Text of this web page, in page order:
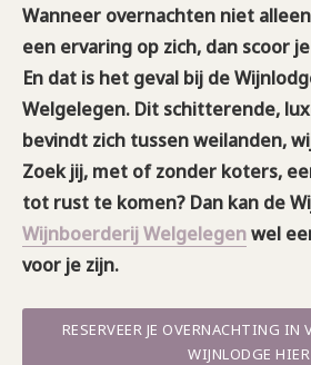
Wanneer overnachten niet
een ervaring op zich, dan scoor
En dat is het geval bij de
Welgelegen. Dit schitterende,
bevindt zich tussen weilanden,
Zoek jij, met of zonder koters,
tot rust te komen? Dan kan de
Wijnboerderij Welgelegenwel
voor je zijn.
RESERVEER JE OVERNACHTING IN
WIJNLODGE HIER